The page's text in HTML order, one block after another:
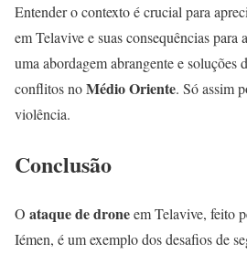
Entender o contexto é crucial para
em Telavive e suas consequências para
uma abordagem abrangente e soluções
conflitos noMédio Oriente. Só assim
violência.
Conclusão
O ataque de droneem Telavive, feito
Iémen, é um exemplo dos desafios de